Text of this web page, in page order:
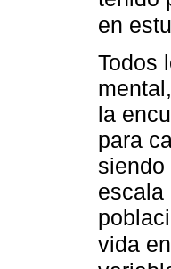
en
Todos
la
para
siendo
escala
vida